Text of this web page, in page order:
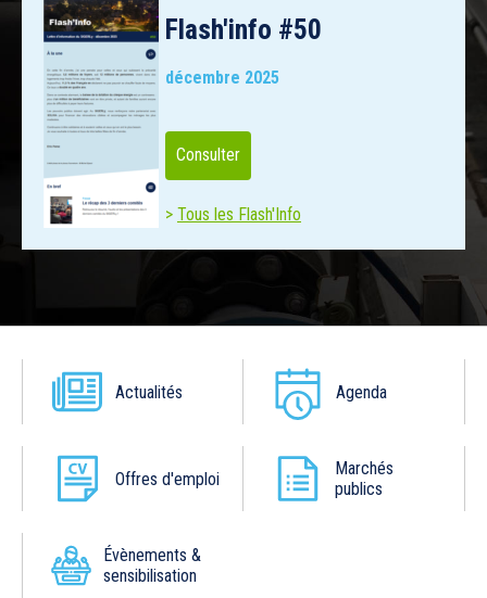
Flash'info #50
décembre 2025
Consulter
Tous les Flash'Info
Actualités Agenda
Offres d'emploi
Marchés
publics
Évènements &
sensibilisation